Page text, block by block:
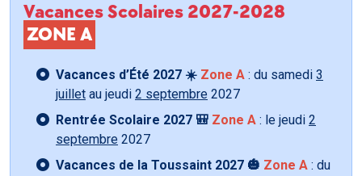
Vacances Scolaires 2027-2028
ZONE A
Vacances d’Été 2027 ☀️ Zone A : du samedi 3
juillet au jeudi 2 septembre 2027
Rentrée Scolaire 2027 🎒 Zone A : le jeudi 2
septembre 2027
Vacances de la Toussaint 2027 🎃 Zone A : du